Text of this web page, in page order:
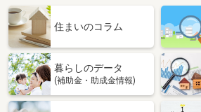
住まいのコラム
暮らしのデータ
(補助金・助成金情報)